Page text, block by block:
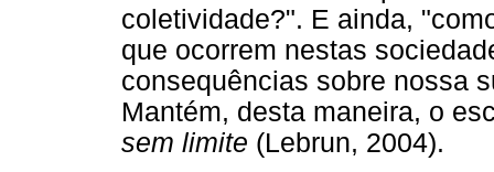
coletividade?". E ainda,
que ocorrem nestas
consequências sobre nossa
Mantém, desta maneira, o
sem limite (Lebrun, 2004).